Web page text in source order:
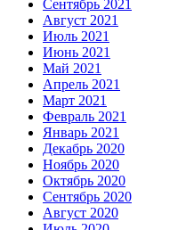
Сентябрь 2021
Август 2021
Июль 2021
Июнь 2021
Май 2021
Апрель 2021
Март 2021
Февраль 2021
Январь 2021
Декабрь 2020
Ноябрь 2020
Октябрь 2020
Сентябрь 2020
Август 2020